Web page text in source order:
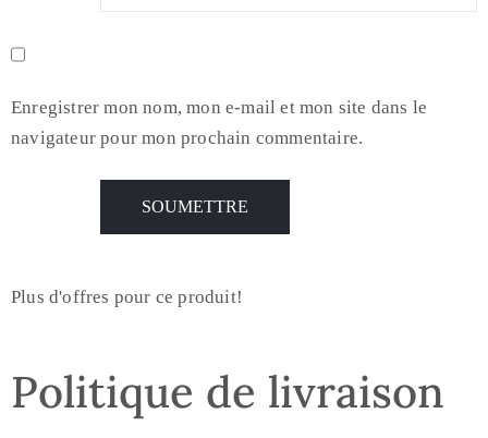
Enregistrer mon nom, mon e-mail et mon site dans le
navigateur pour mon prochain commentaire.
Plus d'offres pour ce produit!
Politique de livraison